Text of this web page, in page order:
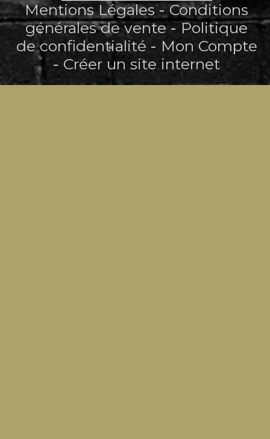
Mentions Légales
Conditions
générales de vente
Politique
de confidentialité
Mon Compte
Créer un site internet